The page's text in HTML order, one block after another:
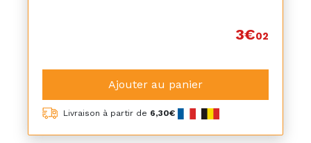
3€02
Ajouter au panier
Livraison à partir de 6,30€